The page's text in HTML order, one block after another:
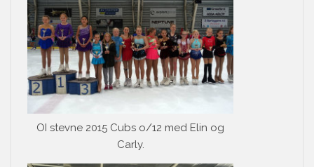
OI stevne 2015 Cubs o/12 med Elin og
Carly.